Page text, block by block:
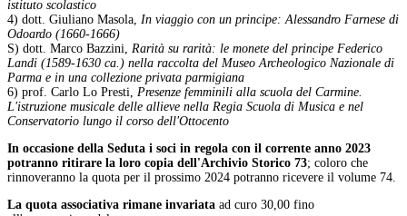
istituto scolastico
4) dott. Giuliano Masola, In viaggio con un principe: Alessandro Farnese di
Odoardo (1660-1666)
S) dott. Marco Bazzini, Rarità su rarità: le monete del principe Federico
Landi (1589-1630 ca.) nella raccolta del Museo Archeologico Nazionale di
Parma e in una collezione privata parmigiana
6) prof. Carlo Lo Presti, Presenze femminili alla scuola del Carmine.
L'istruzione musicale delle allieve nella Regia Scuola di Musica e nel
Conservatorio lungo il corso dell'Ottocento
In occasione della Seduta i soci in regola con il corrente anno 2023
potranno ritirare la loro copia dell'Archivio Storico 73; coloro che
rinnoveranno la quota per il prossimo 2024 potranno ricevere il volume 74.
La quota associativa rimane invariata ad curo 30,00 fino